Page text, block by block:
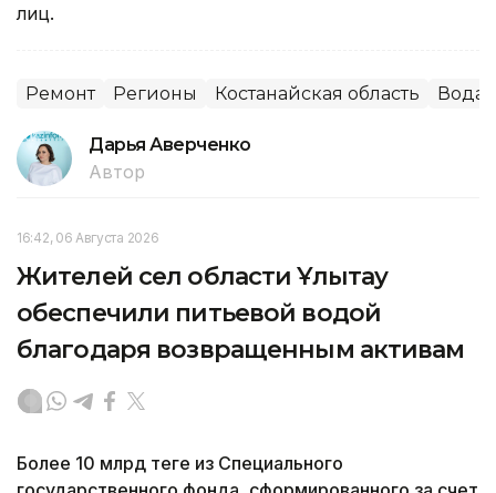
лиц.
Ремонт Регионы Костанайская область Вода
Дарья Аверченко
Автор
16:42, 06 Августа 2026
Жителей сел области Ұлытау
обеспечили питьевой водой
благодаря возвращенным активам
Более 10 млрд теңге из Специального